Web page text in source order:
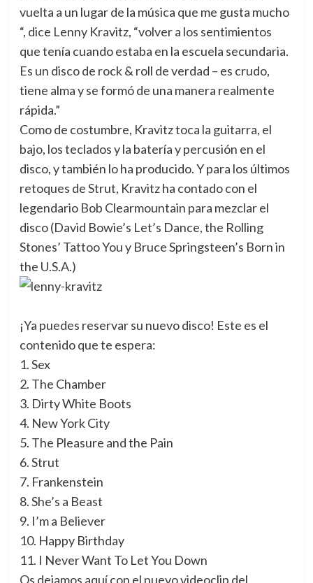
vuelta a un lugar de la música que me gusta mucho
“, dice Lenny Kravitz, “volver a los sentimientos
que tenía cuando estaba en la escuela secundaria.
Es un disco de rock & roll de verdad – es crudo,
tiene alma y se formó de una manera realmente
rápida.”
Como de costumbre, Kravitz toca la guitarra, el
bajo, los teclados y la batería y percusión en el
disco, y también lo ha producido. Y para los últimos
retoques de Strut, Kravitz ha contado con el
legendario Bob Clearmountain para mezclar el
disco (David Bowie’s Let’s Dance, the Rolling
Stones’ Tattoo You y Bruce Springsteen’s Born in
the U.S.A.)
¡Ya puedes reservar su nuevo disco! Este es el
contenido que te espera:
1. Sex
2. The Chamber
3. Dirty White Boots
4. New York City
5. The Pleasure and the Pain
6. Strut
7. Frankenstein
8. She’s a Beast
9. I’m a Believer
10. Happy Birthday
11. I Never Want To Let You Down
Os dejamos aquí con el nuevo videoclip del